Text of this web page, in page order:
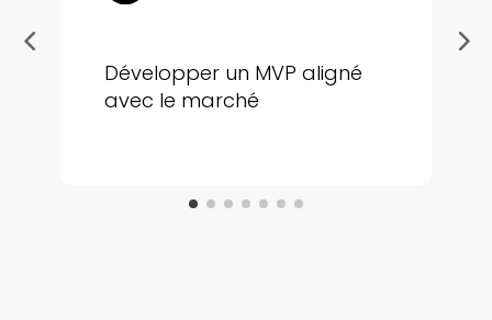
Développer un MVP aligné
avec le marché